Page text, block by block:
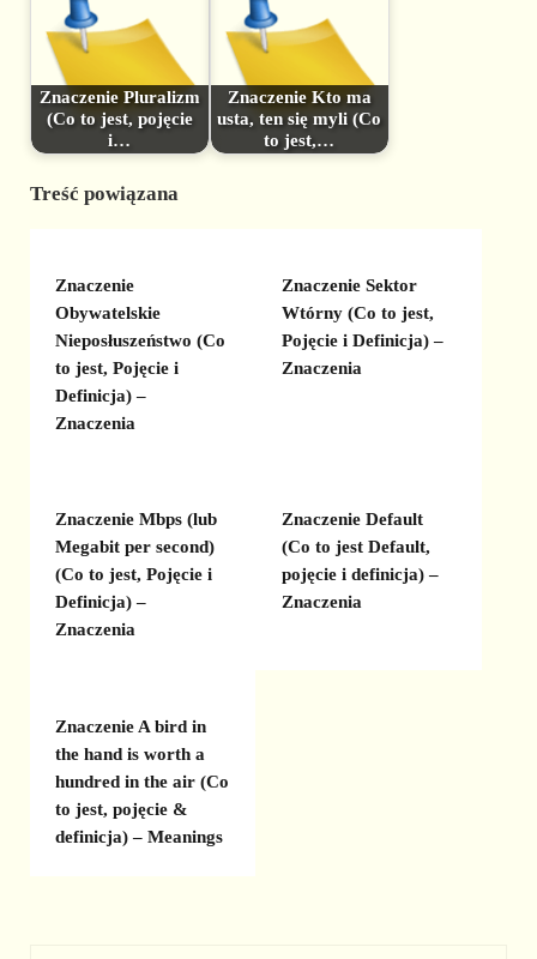
Znaczenie Pluralizm
(Co to jest, pojęcie
i…
Znaczenie Kto ma
usta, ten się myli (Co
to jest,…
Treść powiązana
Znaczenie
Obywatelskie
Nieposłuszeństwo (Co
to jest, Pojęcie i
Definicja) –
Znaczenia
Znaczenie Sektor
Wtórny (Co to jest,
Pojęcie i Definicja) –
Znaczenia
Znaczenie Mbps (lub
Megabit per second)
(Co to jest, Pojęcie i
Definicja) –
Znaczenia
Znaczenie Default
(Co to jest Default,
pojęcie i definicja) –
Znaczenia
Znaczenie A bird in
the hand is worth a
hundred in the air (Co
to jest, pojęcie &
definicja) – Meanings